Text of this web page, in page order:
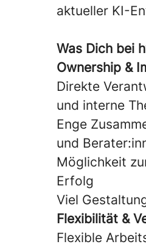
aktueller KI-
Was Dich bei
Ownership &
Direkte
und interne
Enge
und
Möglichkeit
Erfolg
Viel
Flexibilität &
Flexible